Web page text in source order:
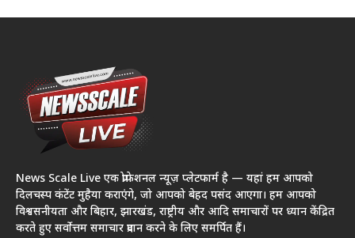
News Scale Live एक प्रोफेशनल न्यूज़ प्लेटफार्म है — यहां हम आपको
दिलचस्प कंटेंट मुहैया कराएंगे, जो आपको बेहद पसंद आएगा। हम आपको
विश्वसनीयता और बिहार, झारखंड, राष्ट्रीय और आदि समाचारों पर ध्यान केंद्रित
करते हुए सर्वोत्तम समाचार प्रदान करने के लिए समर्पित हैं।